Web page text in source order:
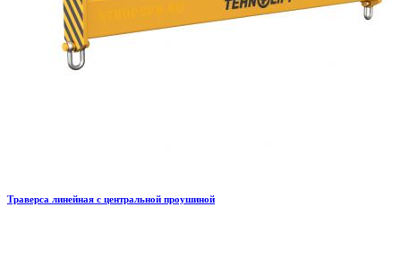
Траверса линейная с центральной проушиной